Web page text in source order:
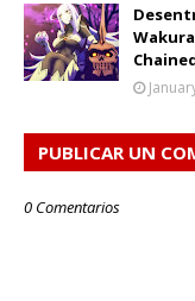
PUBLICAR UN
0 Comentarios